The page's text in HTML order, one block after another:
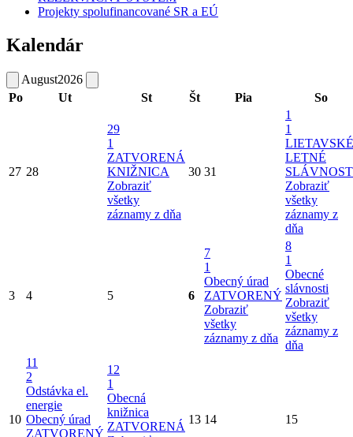
Projekty spolufinancované SR a EÚ
Kalendár
August2026
Po
Ut St Št Pia So
27 28
29
1
ZATVORENÁ
KNIŽNICA
Zobraziť
všetky
záznamy z dňa
30 31
1
1
LIETAVSKÉ
LETNÉ
Zobraziť
všetky
záznamy z
dňa
3 4 5 6
7
1
Obecný úrad
ZATVORENÝ
Zobraziť
všetky
záznamy z dňa
8
1
Obecné
slávnosti
Zobraziť
všetky
záznamy z
dňa
10
11
2
Odstávka el.
energie
Obecný úrad
ZATVORENÝ
12
1
Obecná
knižnica
ZATVORENÁ
13 14 15